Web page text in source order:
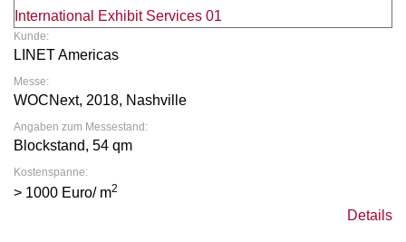
Kunde:
LINET Americas
Messe:
WOCNext, 2018, Nashville
Angaben zum Messestand:
Blockstand, 54 qm
Kostenspanne:
> 1000 Euro/ m2
Details